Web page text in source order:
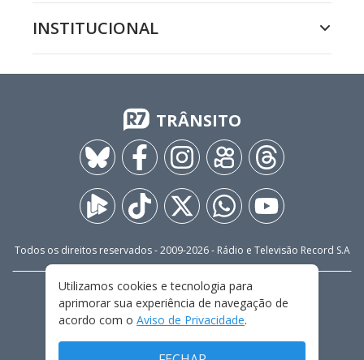
INSTITUCIONAL
TRÂNSITO
Todos os direitos reservados - 2009-2026- Rádio e Televisão Record S.A
FALE CONOSCO
PRIVACIDADE
TERMOS E CONDIÇÕES DE USO
Utilizamos cookies e tecnologia para
aprimorar sua experiência de navegação de
acordo com o Aviso de Privacidade.